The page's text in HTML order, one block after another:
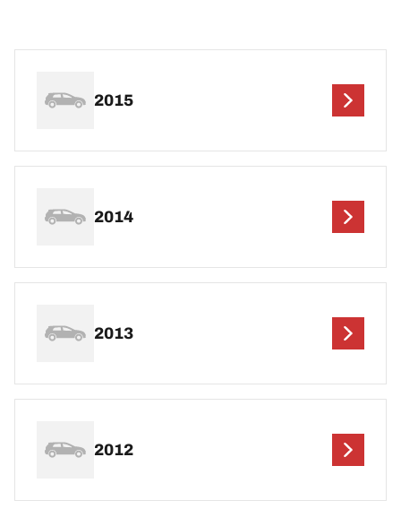
2015
2014
2013
2012